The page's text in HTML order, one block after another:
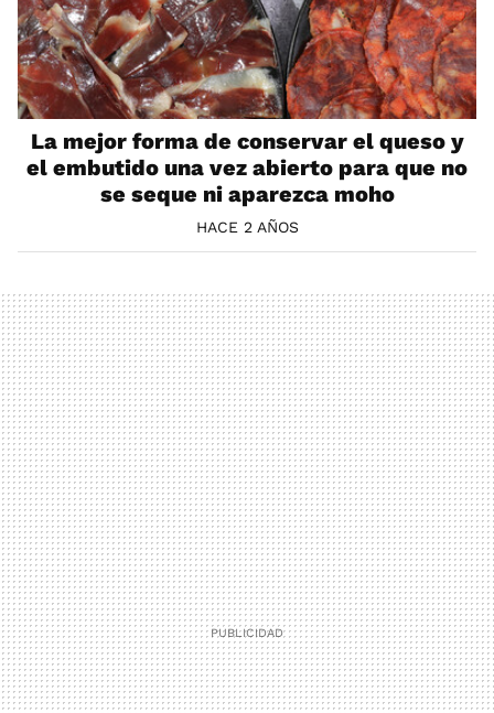
La mejor forma de conservar el queso y
el embutido una vez abierto para que no
se seque ni aparezca moho
HACE 2 AÑOS